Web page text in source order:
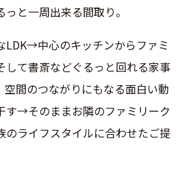
と一周出来る間取り。
LDK→中心のキッチンからファミ
して書斎などぐるっと回れる家事
空間のつながりにもなる面白い動
す→そのままお隣のファミリーク
のライフスタイルに合わせたご提